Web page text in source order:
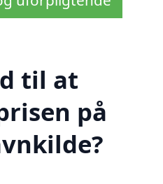
til at
på